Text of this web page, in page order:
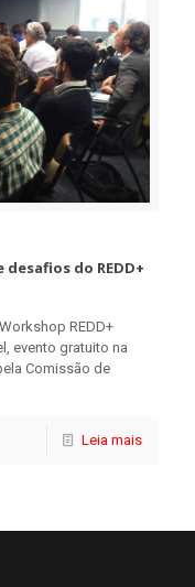
do REDD+
REDD+
evento gratuito na
Comissão de
Leia mais